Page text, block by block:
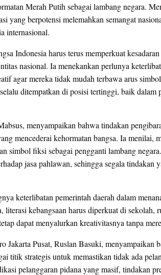
Merah Putih sebagai lambang negara.
yang berpotensi melemahkan semangat
internasional.
Indonesia harus terus memperkuat
nasional. Ia menekankan perlunya
agar mereka tidak mudah terbawa arus
ditempatkan di posisi tertinggi, baik dalam
menyampaikan bahwa tindakan
mencederai kehormatan bangsa. Ia menilai,
simbol fiksi sebagai pengganti lambang
jasa pahlawan, sehingga segala tindakan
keterlibatan pemerintah daerah dalam
kebangsaan harus diperkuat di sekolah,
dapat menyalurkan kreativitasnya tanpa
Jakarta Pusat, Ruslan Basuki, menyampaikan
titik strategis untuk memastikan tidak ada
pelanggaran pidana yang masif, tindakan